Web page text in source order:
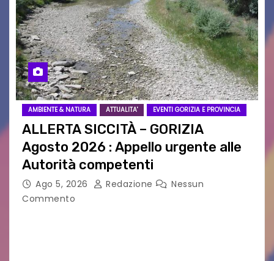
AMBIENTE & NATURA ATTUALITA' EVENTI GORIZIA E PROVINCIA
ALLERTA SICCITÀ – GORIZIA
Agosto 2026 : Appello urgente alle
Autorità competenti
Ago 5, 2026 Redazione
Nessun
Commento